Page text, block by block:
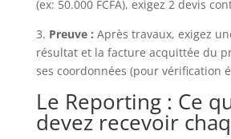
(ex: 50.000 FCFA), exigez 2 devis
3. Preuve : Après travaux, exigez
résultat et la facture acquittée du
ses coordonnées (pour vérification
Le Reporting : Ce
devez recevoir